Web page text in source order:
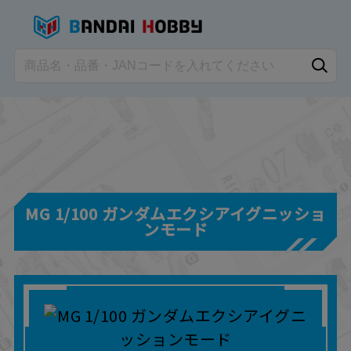
MG 1/100 ガンダムエクシアイグニッショ
ンモード